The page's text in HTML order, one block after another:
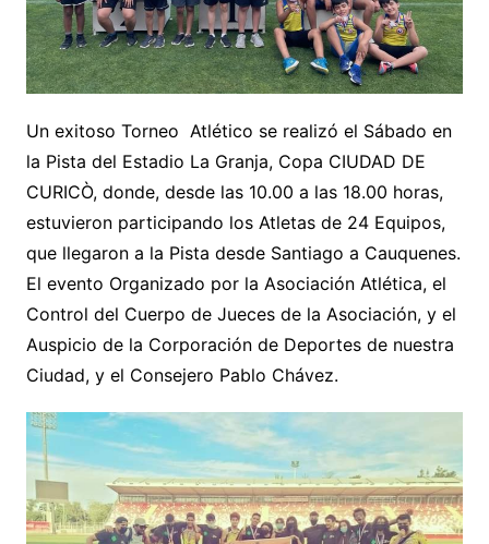
Un exitoso Torneo Atlético se realizó el Sábado en
la Pista del Estadio La Granja, Copa CIUDAD DE
CURICÒ, donde, desde las 10.00 a las 18.00 horas,
estuvieron participando los Atletas de 24 Equipos,
que llegaron a la Pista desde Santiago a Cauquenes.
El evento Organizado por la Asociación Atlética, el
Control del Cuerpo de Jueces de la Asociación, y el
Auspicio de la Corporación de Deportes de nuestra
Ciudad, y el Consejero Pablo Chávez.